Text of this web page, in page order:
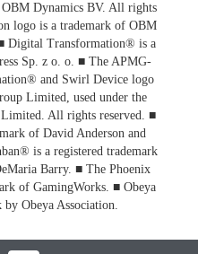
Dynamics BV. All rights
logo is a trademark of OBM
Digital Transformation® is a
Sp. z o. o. ■ The APMG-
and Swirl Device logo
Limited, used under the
All rights reserved. ■
of David Anderson and
is a registered trademark
Barry. ■ The Phoenix
of GamingWorks. ■ Obeya
by Obeya Association.